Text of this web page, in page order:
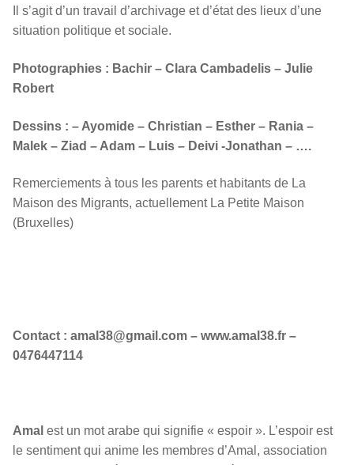
Il s’agit d’un travail d’archivage et d’état des lieux d’une
situation politique et sociale.
Photographies : Bachir – Clara Cambadelis – Julie
Robert
Dessins : – Ayomide – Christian – Esther – Rania –
Malek – Ziad – Adam – Luis – Deivi -Jonathan – ….
Remerciements à tous les parents et habitants de La
Maison des Migrants, actuellement La Petite Maison
(Bruxelles)
Contact : amal38@gmail.com – www.amal38.fr –
0476447114
Amal est un mot arabe qui signifie « espoir ». L’espoir est
le sentiment qui anime les membres d’Amal, association